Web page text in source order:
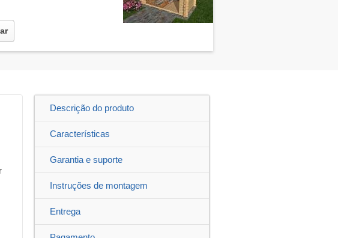
Descrição do produto
Características
Garantia e suporte
Instruções de montagem
Entrega